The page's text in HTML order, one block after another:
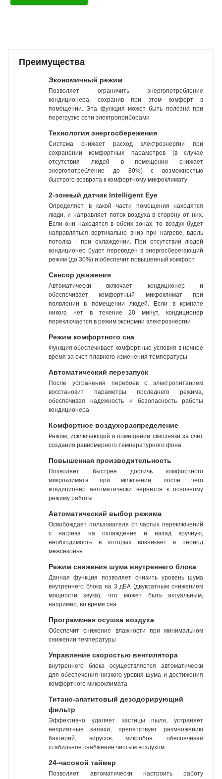
Преимущества
Экономичный режим
Позволяет ограничить энергопотребление
кондиционера, сохранив при этом комфорт в
помещении. Эта функция может быть полезна при
перегрузке сети электроприборами
Технология энергосбережения
Система снижает расход электроэнергии при
сохранении комфортных параметров (в случае
отсутствия людей в помещении снижает
энергопотребление до 80%) с возможностью
быстрого возврата к комфортному микроклимату
2-зонный датчик Intelligent Eye
Определяет, в какой части помещения находятся
люди, и направляет поток воздуха в сторону от них.
Если они находятся в обеих зонах, то воздух будет
направляться вертикально вниз при нагреве, вдоль
потолка - при охлаждении. При отсутствии людей
кондиционер будет переведен в энергосберегающий
режим (до 30%) и обеспечит повышенный комфорт
Сенсор движения
Автоматически включает кондиционер и
обеспечивает комфортный микроклимат при
появлении в помещении людей. Если в комнате
никого нет в течение 20 минут, кондиционер
переключается в режим экономии электроэнергии
Режим комфортного сна
Функция обеспечивает комфортные условия в ночное
время за счет плавного изменения температуры
Автоматический перезапуск
После устранения перебоев с электропитанием
восстановит параметры последнего режима,
обеспечивая надежность и безопасность работы
кондиционера
Комфортное воздухораспределение
Режим, исключающий в помещении сквозняки за счет
создания равномерного температурного фона
Повышенная производительность
Позволяет быстрее достичь комфортного
микроклимата при включении, после чего
кондиционер автоматически вернется к основному
режиму работы
Автоматический выбор режима
Освобождает пользователя от частых переключений
с нагрева на охлаждение и назад вручную,
необходимость в которых возникает в период
межсезонья
Режим снижения шума внутреннего блока
Данная функция позволяет снизить уровень шума
внутреннего блока на 3 дБА (двукратным снижением
мощности звука), что может быть актуальным,
например, во время сна
Программная осушка воздуха
Обеспечит снижение влажности при минимальном
снижении температуры
Управление скоростью вентилятора
внутреннего блока осуществляется автоматически
для обеспечения низкого уровня шума и достижения
комфортного микроклимата
Титано-апатитовый дезодорирующий
фильтр
Эффективно удаляет частицы пыли, устраняет
неприятные запахи, препятствует размножению
бактерий, вирусов, микробов, обеспечивая
стабильное снабжение чистым воздухом
24-часовой таймер
Позволяет автоматически настроить работу